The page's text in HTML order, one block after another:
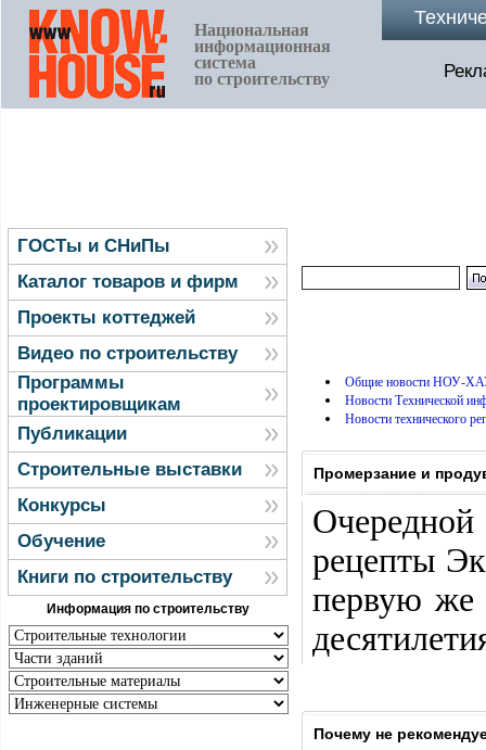
Национальная
информационная
система
по строительству
ГОСТы и СНиПы
Каталог товаров и фирм
Проекты коттеджей
Видео по строительству
Программы
проектировщикам
Публикации
Строительные выставки
Конкурсы
Обучение
Книги по строительству
Информация по строительству
Общие новости НОУ-
Новости Технической
Новости технического
Промерзание и
рецепты
первую же
Почему не